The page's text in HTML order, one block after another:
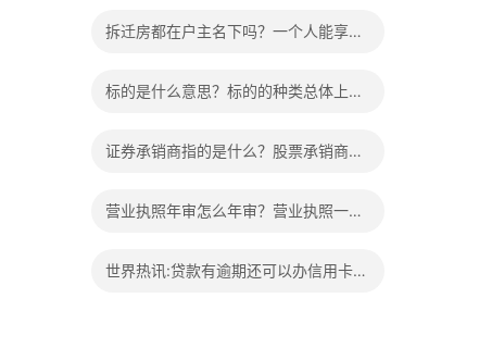
拆迁房都在户主名下吗？一个人能享受
标的是什么意思？标的的种类总体上包
证券承销商指的是什么？股票承销商职
营业执照年审怎么年审？营业执照一般
世界热讯:贷款有逾期还可以办信用卡